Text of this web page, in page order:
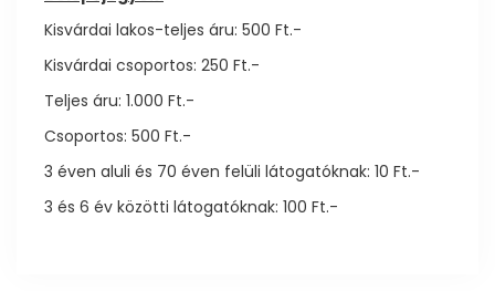
Kisvárdai lakos-teljes áru: 500 Ft.-
Kisvárdai csoportos: 250 Ft.-
Teljes áru: 1.000 Ft.-
Csoportos: 500 Ft.-
3 éven aluli és 70 éven felüli látogatóknak: 10 Ft.-
3 és 6 év közötti látogatóknak: 100 Ft.-